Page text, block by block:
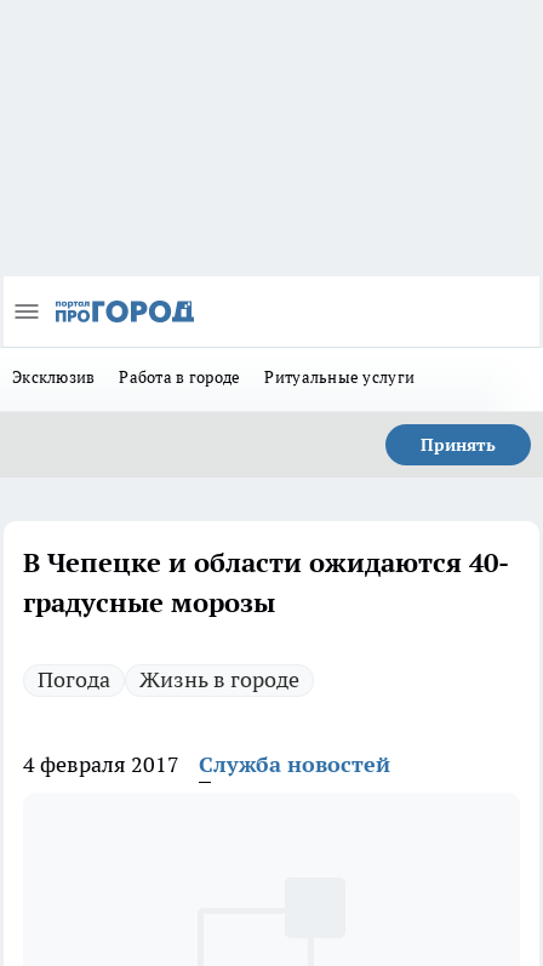
Эксклюзив Работа в городе Ритуальные услуги
Принять
В Чепецке и области ожидаются 40-
градусные морозы
Погода Жизнь в городе
4 февраля 2017 Служба новостей